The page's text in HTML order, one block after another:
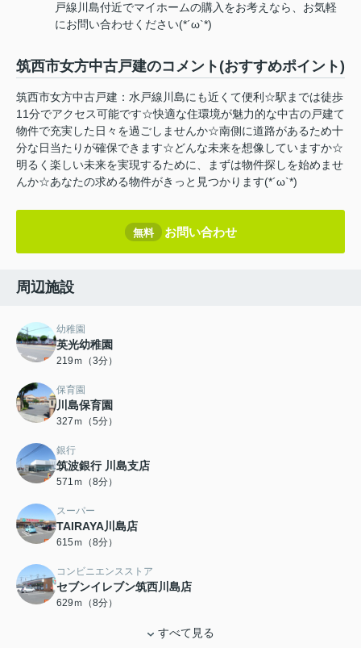
戸線川島付近でマイホームの購入をお考えなら、お気軽
にお問い合わせください(*´ω`*)
筑西市女方中古戸建のコメント(おすすめポイント)
筑西市女方中古戸建：水戸線川島にも近くて便利☆駅までは徒歩
11分でアクセス可能です☆快適な住環境が魅力的な中古の戸建て
物件で充実した日々を過ごしませんか☆南側に道路があるため十
分な日当たりが確保できます☆どんな未来を想像していますか☆
明るく楽しい未来を実現するために、まずは物件探しを始めませ
んか☆あなたの求める物件がきっと見つかります(*´ω`*)
無料 お問い合わせ
周辺施設
幼稚園
英光幼稚園
219ｍ（3分）
保育園
川島保育園
327ｍ（5分）
銀行
筑波銀行 川島支店
571ｍ（8分）
スーパー
TAIRAYA川島店
615ｍ（8分）
コンビニエンスストア
セブンイレブン筑西川島店
629ｍ（8分）
すべて見る